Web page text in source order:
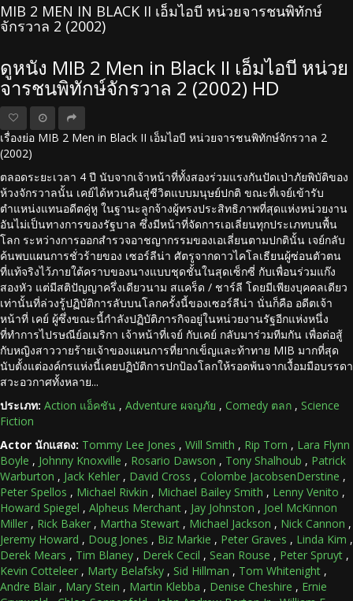
MIB 2 MEN IN BLACK II เอ็มไอบี หน่วยจารชนพิทักษ์
จักรวาล 2 (2002)
ดูหนัง MIB 2 Men in Black II เอ็มไอบี หน่วย
จารชนพิทักษ์จักรวาล 2 (2002) HD
เรื่องย่อ MIB 2 Men in Black II เอ็มไอบี หน่วยจารชนพิทักษ์จักรวาล 2
(2002)
ตลอดระยะเวลา 4 ปี นับจากเจ้าหน้าที่ทั้งสองร่วมแรงกันปัดเป่าภัยพิบัติของ
ห้วงจักรวาลนั้น เคย์ได้หวนคืนสู่ชีวิตแบบมนุษย์ปกติ ขณะที่เจย์เข้ารับ
ตำแหน่งแทนอดีตคู่หู ในฐานะลูกจ้างผู้ทรงประสิทธิภาพที่สุดแห่งหน่วยงาน
อันไม่เป็นทางการของรัฐบาล ซึ่งมีหน้าที่จัดการเอเลี่ยนทุกประเภทบนพื้น
โลก ระหว่างการออกสำรวจอาชญากรรมของเอเลี่ยนตามปกตินั้น เจย์กลับ
ค้นพบแผนการชั่วร้ายของ เซอร์ลีน่า ศัตรูจากดาวไคโลเธียนผู้ซ่อนตัวตน
ที่แท้จริงไว้ภายใต้คราบของนางแบบชุดชั้นในสุดเซ็กซี่ กับเพื่อนร่วมแก๊ง
สองหัว แต่มีสติปัญญาครึ่งเดียวนาม สแคร็ด / ชาร์ลี โดยมีเพียงบุคคลเดียว
เท่านั้นที่ล่วงรู้ปฏิบัติการลับบนโลกครั้งนี้ของเซอร์ลีน่า นั่นก็คือ อดีตเจ้า
หน้าที่ เคย์ ผู้ซึ่งขณะนี้กำลังปฏิบัติภารกิจอยู่ในหน่วยงานรัฐอีกแห่งหนึ่ง
ที่ทำการไปรษณีย์อเมริกา เจ้าหน้าที่เจย์ กับเคย์ กลับมาร่วมทีมกัน เพื่อต่อสู้
กับหญิงสาววายร้ายเจ้าของแผนการที่ยากเข็ญและท้าทาย MIB มากที่สุด
นับตั้งแต่องค์กรแห่งนี้เคยปฏิบัติการปกป้องโลกให้รอดพ้นจากเงื้อมมือบรรดา
สวะอวกาศทั้งหลาย...
ประเภท: Action แอ็คชัน , Adventure ผจญภัย , Comedy ตลก , Science
Fiction
Actor นักแสดง: Tommy Lee Jones , Will Smith , Rip Torn , Lara Flynn
Boyle , Johnny Knoxville , Rosario Dawson , Tony Shalhoub , Patrick
Warburton , Jack Kehler , David Cross , Colombe JacobsenDerstine ,
Peter Spellos , Michael Rivkin , Michael Bailey Smith , Lenny Venito ,
Howard Spiegel , Alpheus Merchant , Jay Johnston , Joel McKinnon
Miller , Rick Baker , Martha Stewart , Michael Jackson , Nick Cannon ,
Jeremy Howard , Doug Jones , Biz Markie , Peter Graves , Linda Kim ,
Derek Mears , Tim Blaney , Derek Cecil , Sean Rouse , Peter Spruyt ,
Kevin Cotteleer , Marty Belafsky , Sid Hillman , Tom Whitenight ,
Andre Blair , Mary Stein , Martin Klebba , Denise Cheshire , Ernie